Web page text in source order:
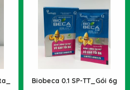
Biobeca 0.1 SP-TT_Gói 6g